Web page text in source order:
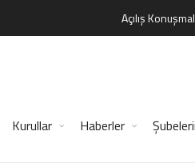
Açılış
Kurullar Haberler